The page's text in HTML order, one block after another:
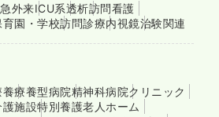
外来ICU系透析訪問看護
育園・学校訪問診療内視鏡治験関連
養療養型病院精神科病院クリニック
護施設特別養護老人ホーム